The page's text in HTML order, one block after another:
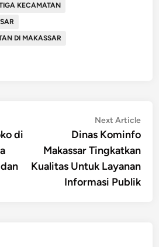
KECAMATAN
DI MAKASSAR
di
Next Article
Dinas Kominfo
Makassar Tingkatkan
Kualitas Untuk Layanan
Informasi Publik